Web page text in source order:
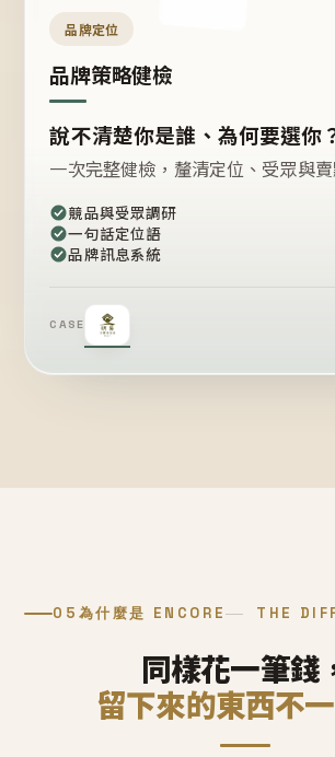
品牌定位
品牌策略健檢
說不清楚你是誰、為何要選你
一次完整健檢，釐清定位、受眾與賣
競品與受眾調研
一句話定位語
品牌訊息系統
CASE
05 為什麼是 ENCORE THE
同樣花一筆錢
留下來的東西不